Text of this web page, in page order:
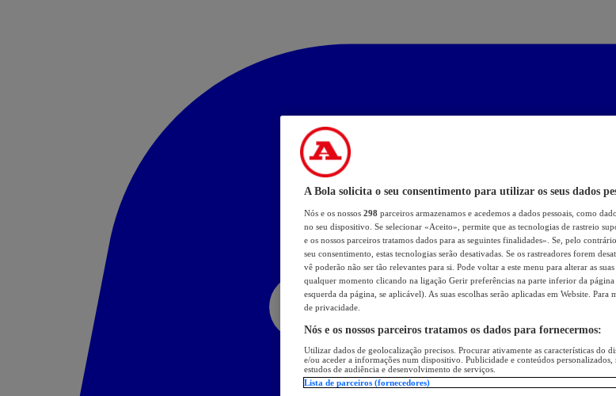
A Bola solicita o seu consentimento para utilizar os seus dados
Nós e os nossos 298 parceiros armazenamos e acedemos a dados pessoais, como
no seu dispositivo. Se selecionar «Aceito», permite que as tecnologias de rastreio
e os nossos parceiros tratamos dados para as seguintes finalidades». Se, pelo
seu consentimento, estas tecnologias serão desativadas. Se os rastreadores forem
vê poderão não ser tão relevantes para si. Pode voltar a este menu para alterar as
qualquer momento clicando na ligação Gerir preferências na parte inferior da
esquerda da página, se aplicável). As suas escolhas serão aplicadas em Website.
de privacidade.
Nós e os nossos parceiros tratamos os dados para fornecermos:
Utilizar dados de geolocalização precisos. Procurar ativamente as características do
e/ou aceder a informações num dispositivo. Publicidade e conteúdos
estudos de audiência e desenvolvimento de serviços.
Lista de parceiros (fornecedores)